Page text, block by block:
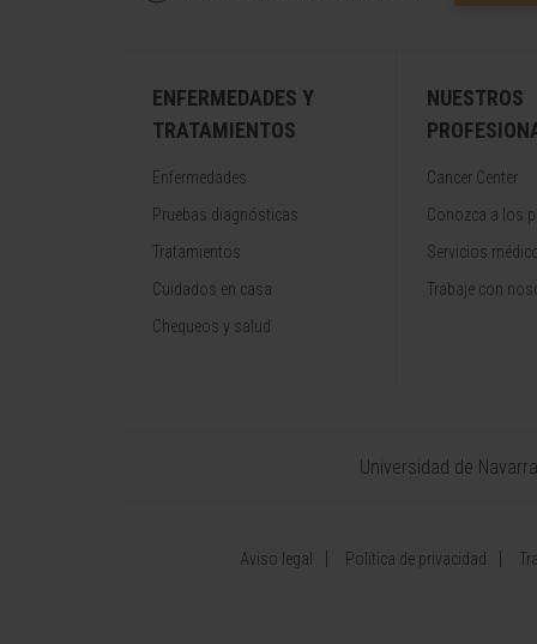
ENFERMEDADES Y
TRATAMIENTOS
Enfermedades
Pruebas diagnósticas
Tratamientos
Cuidados en casa
Chequeos y salud
NUESTROS
Cancer Center
Conozca a los
Servicios
Trabaje con
Universidad de Navarra
Aviso legal Política de privacidad